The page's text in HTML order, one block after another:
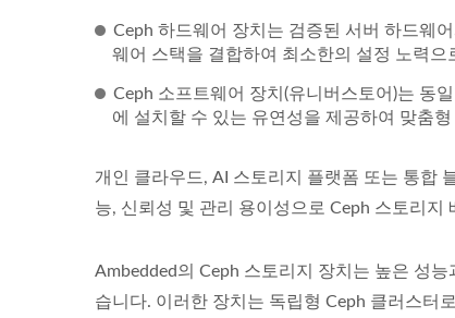
Ceph 하드웨어 장치는 검증된 서버 하드웨
웨어 스택을 결합하여 최소한의 설정 노력
Ceph 소프트웨어 장치(유니버스토어)는 동
에 설치할 수 있는 유연성을 제공하여 맞춤
개인 클라우드, AI 스토리지 플랫폼 또는 통합
능, 신뢰성 및 관리 용이성으로 Ceph 스토리지
Ambedded의 Ceph 스토리지 장치는 높은 성
습니다. 이러한 장치는 독립형 Ceph 클러스터